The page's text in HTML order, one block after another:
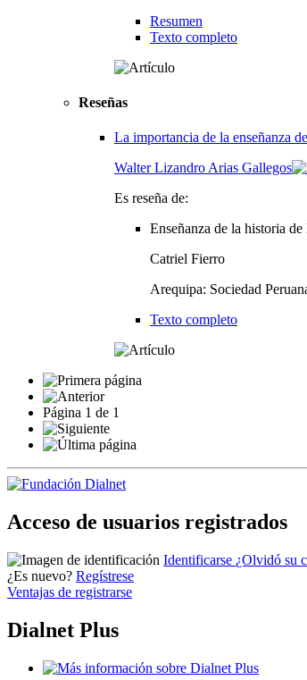
Resumen
Texto completo
Reseñas
La importancia de la enseñanza
Walter Lizandro Arias Gallegos
Es reseña de:
Enseñanza de la historia
Catriel Fierro
Arequipa: Sociedad
Texto completo
Página 1 de 1
Acceso de usuarios registrados
Identificarse ¿Olvidó su
¿Es nuevo? Regístrese
Ventajas de registrarse
Dialnet Plus